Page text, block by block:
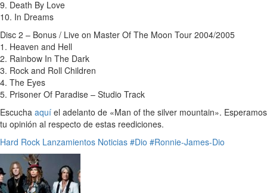
9. Death By Love
10. In Dreams
Disc 2 – Bonus / Live on Master Of The Moon Tour 2004/2005
1. Heaven and Hell
2. Rainbow In The Dark
3. Rock and Roll Children
4. The Eyes
5. Prisoner Of Paradise – Studio Track
Escucha aquí el adelanto de «Man of the silver mountain». Esperamos
tu opinión al respecto de estas reediciones.
Hard Rock Lanzamientos Noticias #Dio #Ronnie-James-Dio